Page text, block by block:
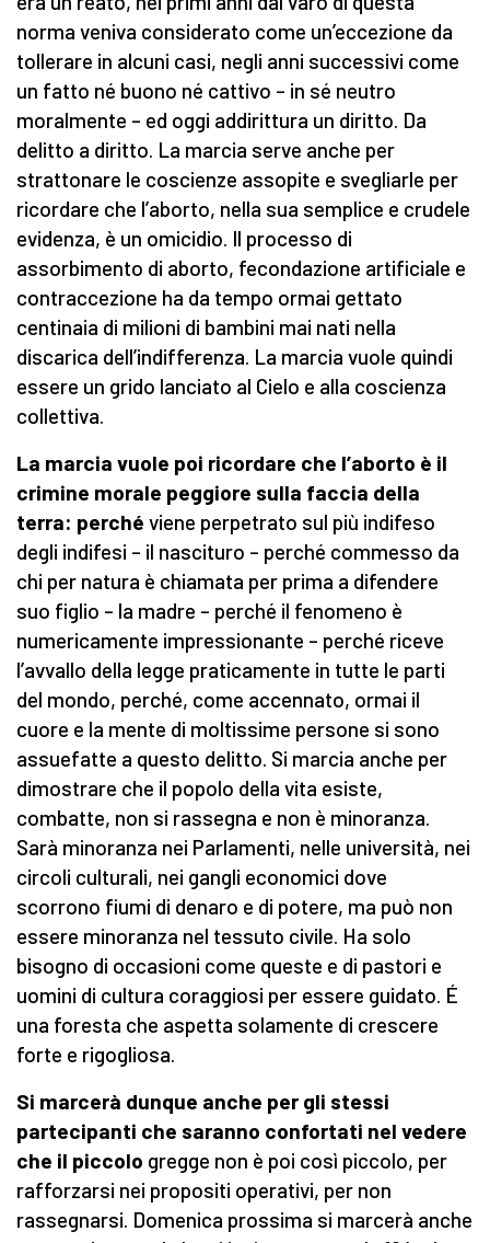
norma veniva considerato come un’eccezione da
tollerare in alcuni casi, negli anni successivi come
un fatto né buono né cattivo – in sé neutro
moralmente – ed oggi addirittura un diritto. Da
delitto a diritto. La marcia serve anche per
strattonare le coscienze assopite e svegliarle per
ricordare che l’aborto, nella sua semplice e crudele
evidenza, è un omicidio. Il processo di
assorbimento di aborto, fecondazione artificiale e
contraccezione ha da tempo ormai gettato
centinaia di milioni di bambini mai nati nella
discarica dell’indifferenza. La marcia vuole quindi
essere un grido lanciato al Cielo e alla coscienza
collettiva.
La marcia vuole poi ricordare che l’aborto è il
crimine morale peggiore sulla faccia della
terra: perché viene perpetrato sul più indifeso
degli indifesi – il nascituro – perché commesso da
chi per natura è chiamata per prima a difendere
suo figlio – la madre – perché il fenomeno è
numericamente impressionante – perché riceve
l’avvallo della legge praticamente in tutte le parti
del mondo, perché, come accennato, ormai il
cuore e la mente di moltissime persone si sono
assuefatte a questo delitto. Si marcia anche per
dimostrare che il popolo della vita esiste,
combatte, non si rassegna e non è minoranza.
Sarà minoranza nei Parlamenti, nelle università, nei
circoli culturali, nei gangli economici dove
scorrono fiumi di denaro e di potere, ma può non
essere minoranza nel tessuto civile. Ha solo
bisogno di occasioni come queste e di pastori e
uomini di cultura coraggiosi per essere guidato. É
una foresta che aspetta solamente di crescere
forte e rigogliosa.
Si marcerà dunque anche per gli stessi
partecipanti che saranno confortati nel vedere
che il piccolo gregge non è poi così piccolo, per
rafforzarsi nei propositi operativi, per non
rassegnarsi. Domenica prossima si marcerà anche